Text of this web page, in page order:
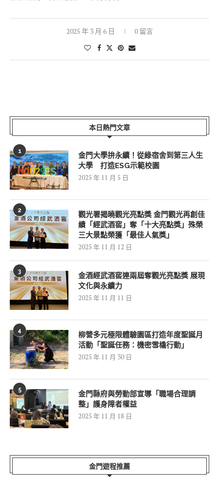
2025 年 3 月 6 日 0 留言
本日熱門文章
1
金門大學拚永續！從綠宿舍到第三人生
大學 打造ESG示範校園
2025 年 11 月 5 日
2
觀光署揭曉觀光亮點獎 金門觀光再創佳
績「經武酒窖」奪「十大亮點獎」殊榮
三大景點榮獲「最佳人氣獎」
2025 年 11 月 12 日
3
金酒經武酒窖連兩屆奪觀光亮點獎 展現
文化與永續力
2025 年 11 月 11 日
4
柳營多元極限體驗園區打造年度聖誕月
活動「聖誕任務：機密雪橇行動」
2025 年 11 月 30 日
5
金門縣府與勞動部宣導「職場合理調
整」護身障者權益
2025 年 11 月 18 日
金門遊程推薦